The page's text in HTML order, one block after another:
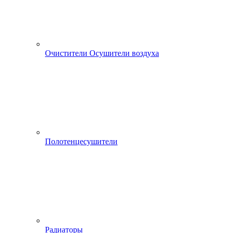
Очистители Осушители воздуха
Полотенцесушители
Радиаторы